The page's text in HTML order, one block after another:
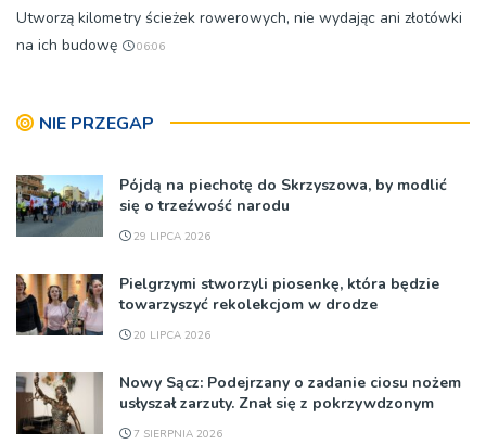
Utworzą kilometry ścieżek rowerowych, nie wydając ani złotówki
na ich budowę
06:06
NIE PRZEGAP
Pójdą na piechotę do Skrzyszowa, by modlić
się o trzeźwość narodu
29 LIPCA 2026
Pielgrzymi stworzyli piosenkę, która będzie
towarzyszyć rekolekcjom w drodze
20 LIPCA 2026
Nowy Sącz: Podejrzany o zadanie ciosu nożem
usłyszał zarzuty. Znał się z pokrzywdzonym
7 SIERPNIA 2026